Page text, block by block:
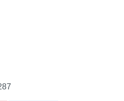
von 5 von 5 Sternen